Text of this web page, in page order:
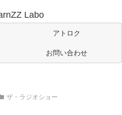
Labo
アトロク
お問い合わせ
ザ・ラジオショー